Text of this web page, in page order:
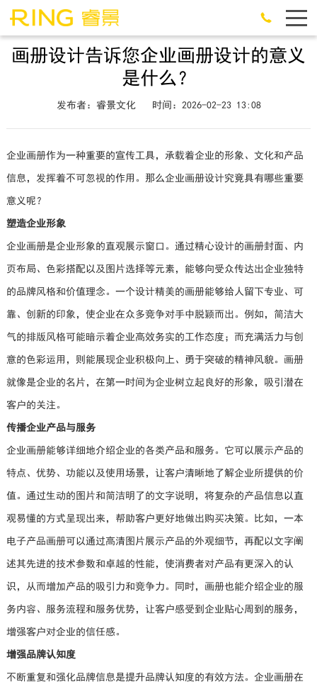
画册设计告诉您企业画册设计的意义
是什么？
发布者：睿景文化 时间：2026-02-23 13:08
企业画册作为一种重要的宣传工具，承载着企业的形象、文化和产品
信息，发挥着不可忽视的作用。那么企业画册设计究竟具有哪些重要
意义呢？
塑造企业形象
企业画册是企业形象的直观展示窗口。通过精心设计的画册封面、内
页布局、色彩搭配以及图片选择等元素，能够向受众传达出企业独特
的品牌风格和价值理念。一个设计精美的画册能够给人留下专业、可
靠、创新的印象，使企业在众多竞争对手中脱颖而出。例如，简洁大
气的排版风格可能暗示着企业高效务实的工作态度；而充满活力与创
意的色彩运用，则能展现企业积极向上、勇于突破的精神风貌。画册
就像是企业的名片，在第一时间为企业树立起良好的形象，吸引潜在
客户的关注。
传播企业产品与服务
企业画册能够详细地介绍企业的各类产品和服务。它可以展示产品的
特点、优势、功能以及使用场景，让客户清晰地了解企业所提供的价
值。通过生动的图片和简洁明了的文字说明，将复杂的产品信息以直
观易懂的方式呈现出来，帮助客户更好地做出购买决策。比如，一本
电子产品画册可以通过高清图片展示产品的外观细节，再配以文字阐
述其先进的技术参数和卓越的性能，使消费者对产品有更深入的认
识，从而增加产品的吸引力和竞争力。同时，画册也能介绍企业的服
务内容、服务流程和服务优势，让客户感受到企业贴心周到的服务，
增强客户对企业的信任感。
增强品牌认知度
不断重复和强化品牌信息是提升品牌认知度的有效方法。企业画册在